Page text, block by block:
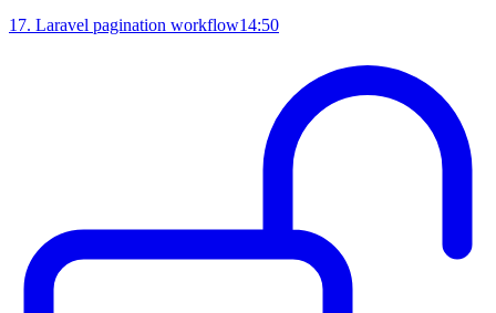
17. Laravel pagination workflow14:50